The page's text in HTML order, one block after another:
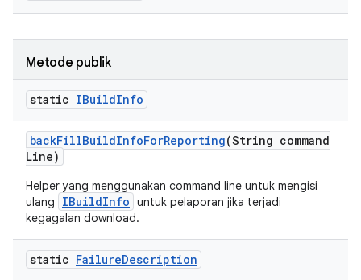
Metode publik
static IBuildInfo
backFillBuildInfoForReporting(String command
Line)
Helper yang menggunakan command line untuk mengisi
ulang
IBuildInfo untuk pelaporan jika terjadi
kegagalan download.
static FailureDescription